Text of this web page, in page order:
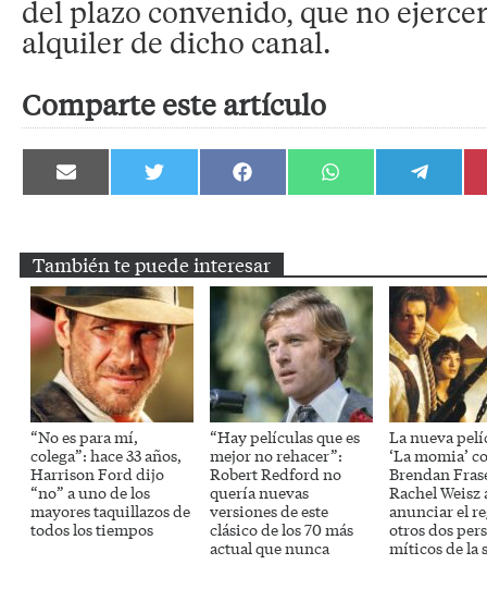
del plazo convenido, que no
alquiler de dicho canal.
Comparte este artículo
Compartir
en
Compartir
en
Compartir
en
Compartir
en
Compartir
en
También te puede interesar
“No es para mí,
colega”: hace 33 años,
Harrison Ford dijo
“no” a uno de los
mayores taquillazos de
todos los tiempos
“Hay películas que es
mejor no rehacer”:
Robert Redford no
quería nuevas
versiones de este
clásico de los 70 más
actual que nunca
La nueva
‘La momia’
Brendan
Rachel Weisz
anunciar el
otros dos
míticos de la